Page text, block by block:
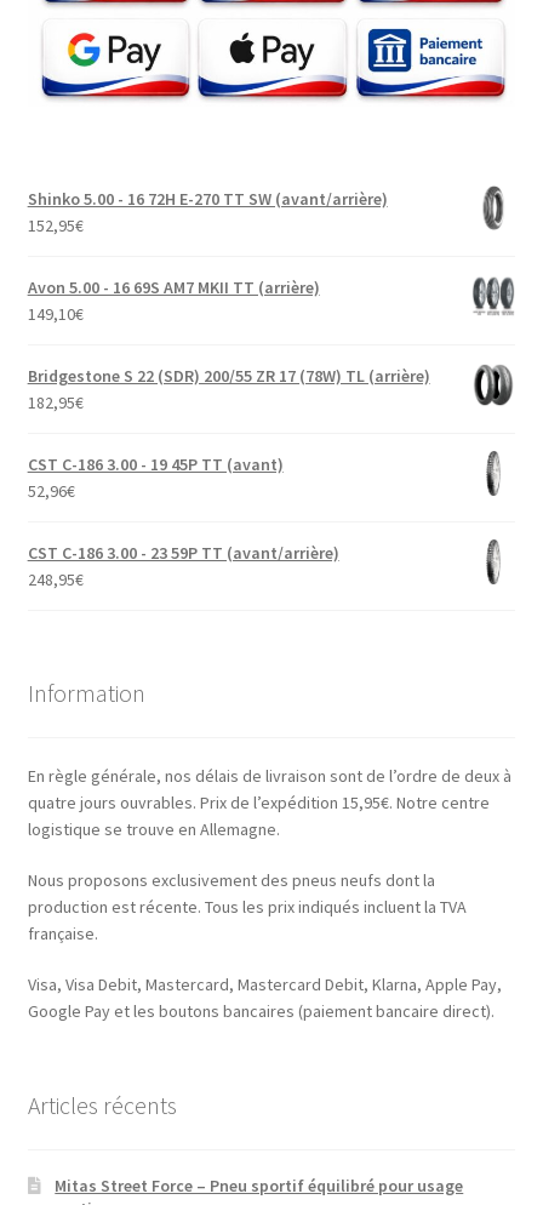
Shinko 5.00 - 16 72H E-270 TT SW (avant/arrière)
152,95€
Avon 5.00 - 16 69S AM7 MKII TT (arrière)
149,10€
Bridgestone S 22 (SDR) 200/55 ZR 17 (78W) TL (arrière)
182,95€
CST C-186 3.00 - 19 45P TT (avant)
52,96€
CST C-186 3.00 - 23 59P TT (avant/arrière)
248,95€
Information
En règle générale, nos délais de livraison sont de l’ordre de deux à
quatre jours ouvrables. Prix de l’expédition 15,95€. Notre centre
logistique se trouve en Allemagne.
Nous proposons exclusivement des pneus neufs dont la
production est récente. Tous les prix indiqués incluent la TVA
française.
Visa, Visa Debit, Mastercard, Mastercard Debit, Klarna, Apple Pay,
Google Pay et les boutons bancaires (paiement bancaire direct).
Articles récents
Mitas Street Force – Pneu sportif équilibré pour usage